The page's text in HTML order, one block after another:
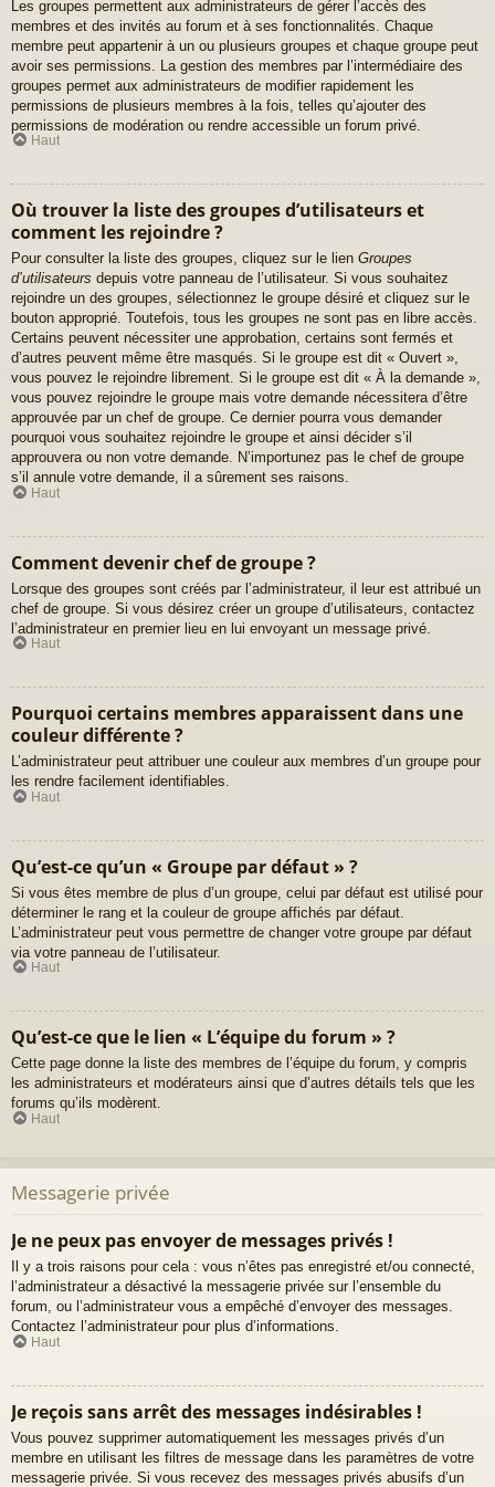
Les groupes permettent aux administrateurs de gérer l’accès des
membres et des invités au forum et à ses fonctionnalités. Chaque
membre peut appartenir à un ou plusieurs groupes et chaque groupe peut
avoir ses permissions. La gestion des membres par l’intermédiaire des
groupes permet aux administrateurs de modifier rapidement les
permissions de plusieurs membres à la fois, telles qu’ajouter des
permissions de modération ou rendre accessible un forum privé.
Haut
Où trouver la liste des groupes d’utilisateurs et
comment les rejoindre ?
Pour consulter la liste des groupes, cliquez sur le lien Groupes
d’utilisateurs depuis votre panneau de l’utilisateur. Si vous souhaitez
rejoindre un des groupes, sélectionnez le groupe désiré et cliquez sur le
bouton approprié. Toutefois, tous les groupes ne sont pas en libre accès.
Certains peuvent nécessiter une approbation, certains sont fermés et
d’autres peuvent même être masqués. Si le groupe est dit « Ouvert »,
vous pouvez le rejoindre librement. Si le groupe est dit « À la demande »,
vous pouvez rejoindre le groupe mais votre demande nécessitera d’être
approuvée par un chef de groupe. Ce dernier pourra vous demander
pourquoi vous souhaitez rejoindre le groupe et ainsi décider s’il
approuvera ou non votre demande. N’importunez pas le chef de groupe
s’il annule votre demande, il a sûrement ses raisons.
Haut
Comment devenir chef de groupe ?
Lorsque des groupes sont créés par l’administrateur, il leur est attribué un
chef de groupe. Si vous désirez créer un groupe d’utilisateurs, contactez
l’administrateur en premier lieu en lui envoyant un message privé.
Haut
Pourquoi certains membres apparaissent dans une
couleur différente ?
L’administrateur peut attribuer une couleur aux membres d’un groupe pour
les rendre facilement identifiables.
Haut
Qu’est-ce qu’un « Groupe par défaut » ?
Si vous êtes membre de plus d’un groupe, celui par défaut est utilisé pour
déterminer le rang et la couleur de groupe affichés par défaut.
L’administrateur peut vous permettre de changer votre groupe par défaut
via votre panneau de l’utilisateur.
Haut
Qu’est-ce que le lien « L’équipe du forum » ?
Cette page donne la liste des membres de l’équipe du forum, y compris
les administrateurs et modérateurs ainsi que d’autres détails tels que les
forums qu’ils modèrent.
Haut
Messagerie privée
Je ne peux pas envoyer de messages privés !
Il y a trois raisons pour cela : vous n’êtes pas enregistré et/ou connecté,
l’administrateur a désactivé la messagerie privée sur l’ensemble du
forum, ou l’administrateur vous a empêché d’envoyer des messages.
Contactez l’administrateur pour plus d’informations.
Haut
Je reçois sans arrêt des messages indésirables !
Vous pouvez supprimer automatiquement les messages privés d’un
membre en utilisant les filtres de message dans les paramètres de votre
messagerie privée. Si vous recevez des messages privés abusifs d’un